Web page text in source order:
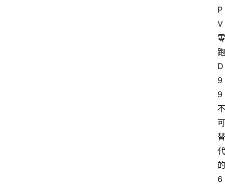
P
V
零
跑
D
9
9
不
可
替
代
的
6